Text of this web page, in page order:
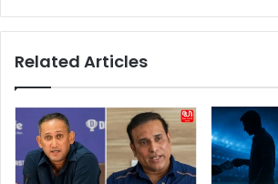
নী
প্রি
-
d
b
h
i
Related Articles